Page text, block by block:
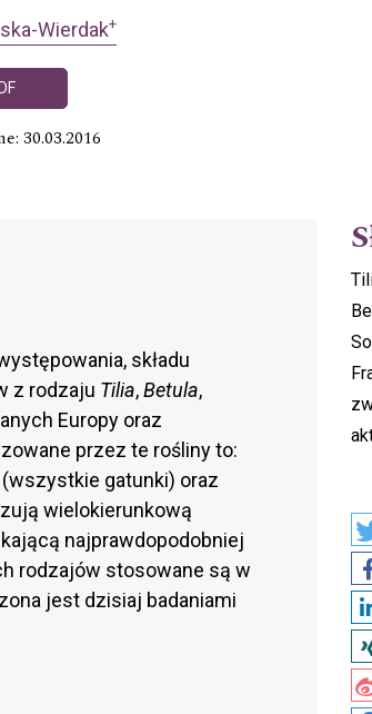
Wierdak+
30.03.2016
składu
z rodzaju Tilia,Betula,
Europy oraz
przez te rośliny to:
gatunki) oraz
wielokierunkową
najprawdopodobniej
rodzajów stosowane są w
jest dzisiaj badaniami